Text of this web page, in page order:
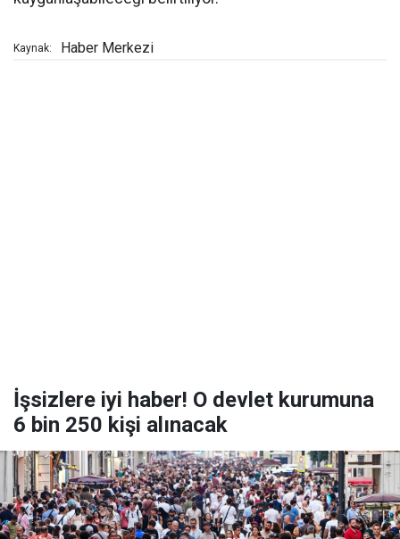
Kaynak: Haber Merkezi
İşsizlere iyi haber! O devlet kurumuna
6 bin 250 kişi alınacak